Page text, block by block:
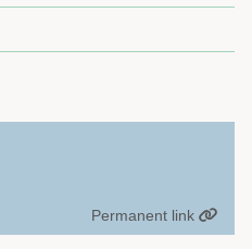
Permanent link